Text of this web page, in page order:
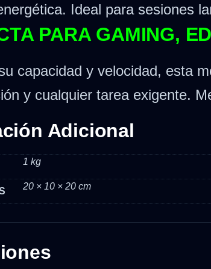
Ideal para sesiones
PARA GAMING,
capacidad y velocidad, esta
y cualquier tarea exigente.
Adicional
1 kg
20 × 10 × 20 cm